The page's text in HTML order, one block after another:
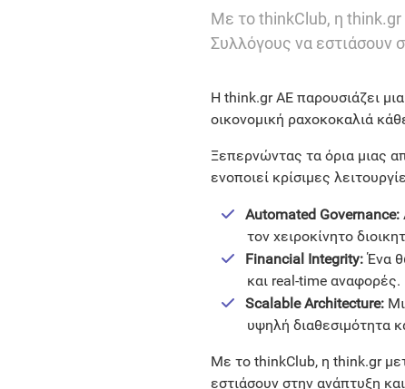
Με το thinkClub, η think.gr
Συλλόγους να εστιάσουν
Η think.gr AE παρουσιάζει
οικονομική ραχοκοκαλιά
Ξεπερνώντας τα όρια μιας
ενοποιεί κρίσιμες
Automated Governance:
τον χειροκίνητο
Financial Integrity: Ένα
και real-time αναφορές.
Scalable Architecture:
υψηλή διαθεσιμότητα
Με το thinkClub, η think.gr
εστιάσουν στην ανάπτυξη